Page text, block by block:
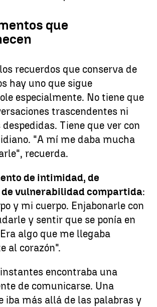
que
recuerdos que conserva de
hay uno que sigue
especialmente. No tiene que
trascendentes ni
Tiene que ver con
"A mí me daba mucha
recuerda.
de intimidad, de
vulnerabilidad compartida:
y mi cuerpo. Enjabonarle con
y sentir que se ponía en
algo que me llegaba
al corazón".
encontraba una
de comunicarse. Una
iba más allá de las palabras y